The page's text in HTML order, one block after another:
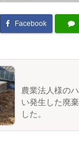
Facebook
農業法人様の
い発生した廃
した。